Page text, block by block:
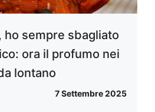
ho sempre sbagliato
ora il profumo nei
lontano
7 Settembre 2025